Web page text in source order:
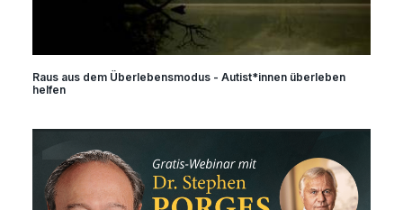
Raus aus dem Überlebensmodus - Autist*innen überleben
helfen